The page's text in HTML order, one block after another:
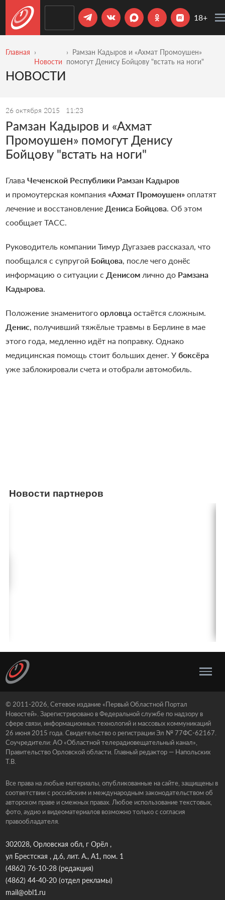
18+
Главная
Новости
Рамзан Кадыров и «Ахмат Промоушен»
помогут Денису Бойцову "встать на ноги"
НОВОСТИ
26 октября 2015 11:23
Рамзан Кадыров и «Ахмат
Промоушен» помогут Денису
Бойцову "встать на ноги"
Глава Чеченской Республики Рамзан Кадыров
и промоутерская компания «Ахмат Промоушен»оплатят
лечение и восстановление Дениса Бойцова. Об этом
сообщает ТАСС.
Руководитель компании Тимур Дугазаев рассказал, что
пообщался с супругой Бойцова, после чего донёс
информацию о ситуации с Денисомлично до Рамзана
Кадырова.
Положение знаменитого орловцаостаётся сложным.
Денис , получивший тяжёлые травмы в Берлине в мае
этого года, медленно идёт на поправку. Однако
медицинская помощь стоит больших денег. У боксёра
уже заблокировали счета и отобрали автомобиль.
Новости партнеров
© 2011-2026, Сетевое издание «Первый Областной Портал
Новостей». Зарегистрировано в Федеральной службе по надзору в
сфере связи, информационных технологий и массовых коммуникаций
26 июня 2015 года. Свидетельство о регистрации Эл № 77ФС-62167.
Соучредители: АО «Областной телерадиовещательный канал»,
Правительство Орловской области. Главный редактор — Напольских
Т.В.
Все права на любые материалы, опубликованные на сайте, защищены в
соответствии с российским и международным законодательством об
авторском праве и смежных правах. Любое использование текстовых,
фото, аудио и видеоматериалов возможно только с согласия
правообладателя.
302028, Орловская обл, г Орёл ,
ул Брестская , д.6, лит. А., А1, пом. 1
(4862) 76-10-28(редакция)
(4862) 44-40-20(отдел рекламы)
mail@obl1.ru